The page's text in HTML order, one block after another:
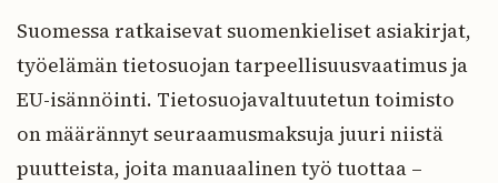
Suomessa ratkaisevat suomenkieliset asiakirjat,
työelämän tietosuojan tarpeellisuusvaatimus ja
EU-isännöinti. Tietosuojavaltuutetun toimisto
on määrännyt seuraamusmaksuja juuri niistä
puutteista, joita manuaalinen työ tuottaa –